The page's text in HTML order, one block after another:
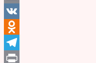
Email
VK
Odnoklassniki
Telegram